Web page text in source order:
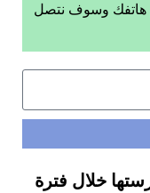
هاتفك وسوف نتصل
خلال فترة